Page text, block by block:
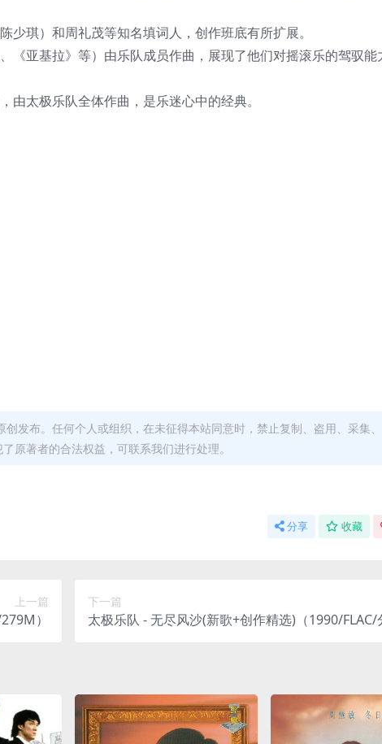
琪）和周礼茂等知名填词人，创作班底有所扩展。
《亚基拉》等）由乐队成员作曲，展现了他们对摇滚乐的驾驭能
太极乐队全体作曲，是乐迷心中的经典。
发布。任何个人或组织，在未征得本站同意时，禁止复制、盗用、采集
原著者的合法权益，可联系我们进行处理。
分享 收藏
上一篇
）
下一篇
太极乐队 - 无尽风沙(新歌+创作精选)（1990/